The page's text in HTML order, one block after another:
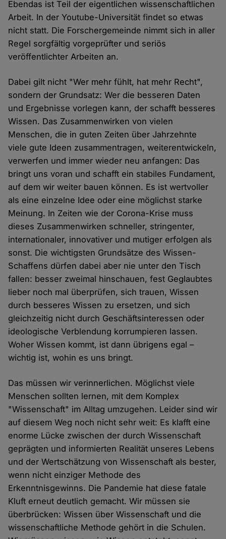
Ebendas ist Teil der eigentlichen wissenschaftlichen
Arbeit. In der Youtube-Universität findet so etwas
nicht statt. Die Forschergemeinde nimmt sich in aller
Regel sorgfältig vorgeprüfter und seriös
veröffentlichter Arbeiten an.
Dabei gilt nicht "Wer mehr fühlt, hat mehr Recht",
sondern der Grundsatz: Wer die besseren Daten
und Ergebnisse vorlegen kann, der schafft besseres
Wissen. Das Zusammenwirken von vielen
Menschen, die in guten Zeiten über Jahrzehnte
viele gute Ideen zusammentragen, weiterentwickeln,
verwerfen und immer wieder neu anfangen: Das
bringt uns voran und schafft ein stabiles Fundament,
auf dem wir weiter bauen können. Es ist wertvoller
als eine einzelne Idee oder eine möglichst starke
Meinung. In Zeiten wie der Corona-Krise muss
dieses Zusammenwirken schneller, stringenter,
internationaler, innovativer und mutiger erfolgen als
sonst. Die wichtigsten Grundsätze des Wissen-
Schaffens dürfen dabei aber nie unter den Tisch
fallen: besser zweimal hinschauen, fest Geglaubtes
lieber noch mal überprüfen, sich trauen, Wissen
durch besseres Wissen zu ersetzen, und sich
gleichzeitig nicht durch Geschäftsinteressen oder
ideologische Verblendung korrumpieren lassen.
Woher Wissen kommt, ist dann übrigens egal –
wichtig ist, wohin es uns bringt.
Das müssen wir verinnerlichen. Möglichst viele
Menschen sollten lernen, mit dem Komplex
"Wissenschaft" im Alltag umzugehen. Leider sind wir
auf diesem Weg noch nicht sehr weit: Es klafft eine
enorme Lücke zwischen der durch Wissenschaft
geprägten und informierten Realität unseres Lebens
und der Wertschätzung von Wissenschaft als bester,
wenn nicht einziger Methode des
Erkenntnisgewinns. Die Pandemie hat diese fatale
Kluft erneut deutlich gemacht. Wir müssen sie
überbrücken: Wissen über Wissenschaft und die
wissenschaftliche Methode gehört in die Schulen.